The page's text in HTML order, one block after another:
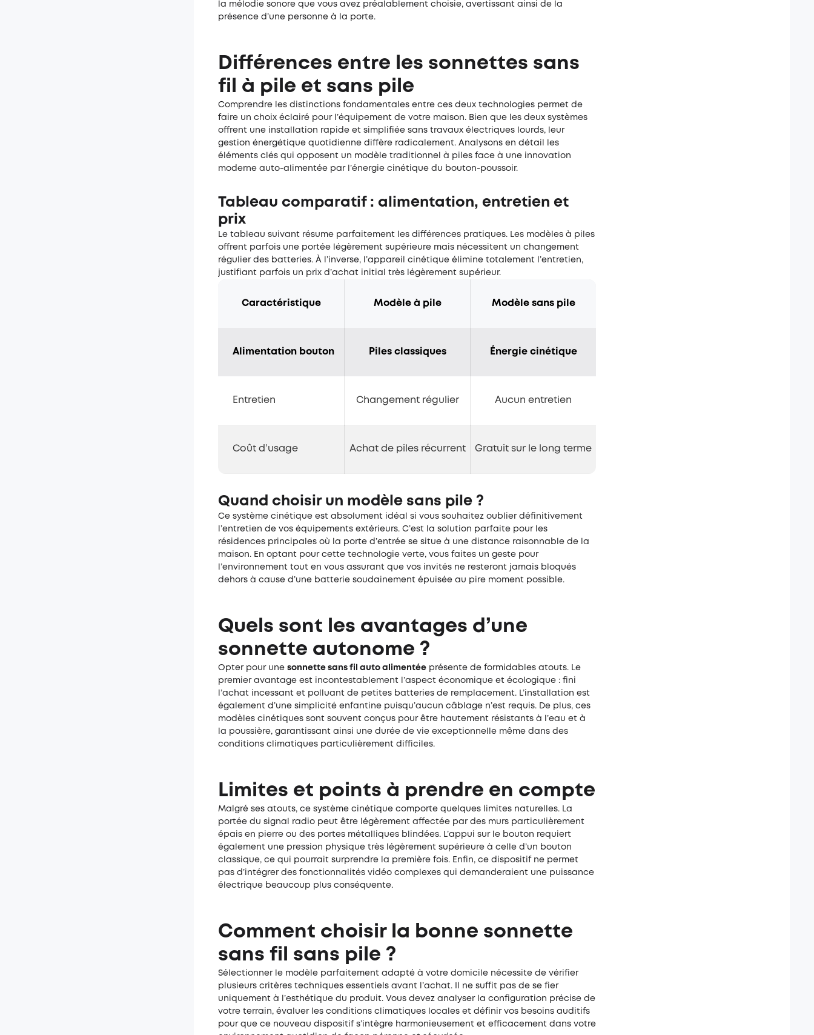
la mélodie sonore que vous avez préalablement choisie, avertissant ainsi de la
présence d’une personne à la porte.
Différences entre les sonnettes sans
fil à pile et sans pile
Comprendre les distinctions fondamentales entre ces deux technologies permet de
faire un choix éclairé pour l’équipement de votre maison. Bien que les deux systèmes
offrent une installation rapide et simplifiée sans travaux électriques lourds, leur
gestion énergétique quotidienne diffère radicalement. Analysons en détail les
éléments clés qui opposent un modèle traditionnel à piles face à une innovation
moderne auto-alimentée par l’énergie cinétique du bouton-poussoir.
Tableau comparatif : alimentation, entretien et
prix
Le tableau suivant résume parfaitement les différences pratiques. Les modèles à piles
offrent parfois une portée légèrement supérieure mais nécessitent un changement
régulier des batteries. À l’inverse, l’appareil cinétique élimine totalement l’entretien,
justifiant parfois un prix d’achat initial très légèrement supérieur.
Caractéristique Modèle à pile Modèle sans pile
Alimentation bouton Piles classiques Énergie cinétique
Entretien Changement régulier Aucun entretien
Coût d’usage Achat de piles récurrent Gratuit sur le long terme
Quand choisir un modèle sans pile ?
Ce système cinétique est absolument idéal si vous souhaitez oublier définitivement
l’entretien de vos équipements extérieurs. C’est la solution parfaite pour les
résidences principales où la porte d’entrée se situe à une distance raisonnable de la
maison. En optant pour cette technologie verte, vous faites un geste pour
l’environnement tout en vous assurant que vos invités ne resteront jamais bloqués
dehors à cause d’une batterie soudainement épuisée au pire moment possible.
Quels sont les avantages d’une
sonnette autonome ?
Opter pour une sonnette sans fil auto alimentée présente de formidables atouts. Le
premier avantage est incontestablement l’aspect économique et écologique : fini
l’achat incessant et polluant de petites batteries de remplacement. L’installation est
également d’une simplicité enfantine puisqu’aucun câblage n’est requis. De plus, ces
modèles cinétiques sont souvent conçus pour être hautement résistants à l’eau et à
la poussière, garantissant ainsi une durée de vie exceptionnelle même dans des
conditions climatiques particulièrement difficiles.
Limites et points à prendre en compte
Malgré ses atouts, ce système cinétique comporte quelques limites naturelles. La
portée du signal radio peut être légèrement affectée par des murs particulièrement
épais en pierre ou des portes métalliques blindées. L’appui sur le bouton requiert
également une pression physique très légèrement supérieure à celle d’un bouton
classique, ce qui pourrait surprendre la première fois. Enfin, ce dispositif ne permet
pas d’intégrer des fonctionnalités vidéo complexes qui demanderaient une puissance
électrique beaucoup plus conséquente.
Comment choisir la bonne sonnette
sans fil sans pile ?
Sélectionner le modèle parfaitement adapté à votre domicile nécessite de vérifier
plusieurs critères techniques essentiels avant l’achat. Il ne suffit pas de se fier
uniquement à l’esthétique du produit. Vous devez analyser la configuration précise de
votre terrain, évaluer les conditions climatiques locales et définir vos besoins auditifs
pour que ce nouveau dispositif s’intègre harmonieusement et efficacement dans votre